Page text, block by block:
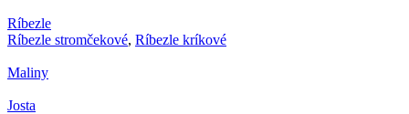
Ríbezle
Ríbezle stromčekové, Ríbezle kríkové
Maliny
Josta